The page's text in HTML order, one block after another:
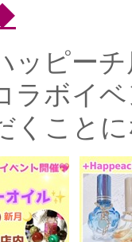
ッピー
ラボイ
くこと